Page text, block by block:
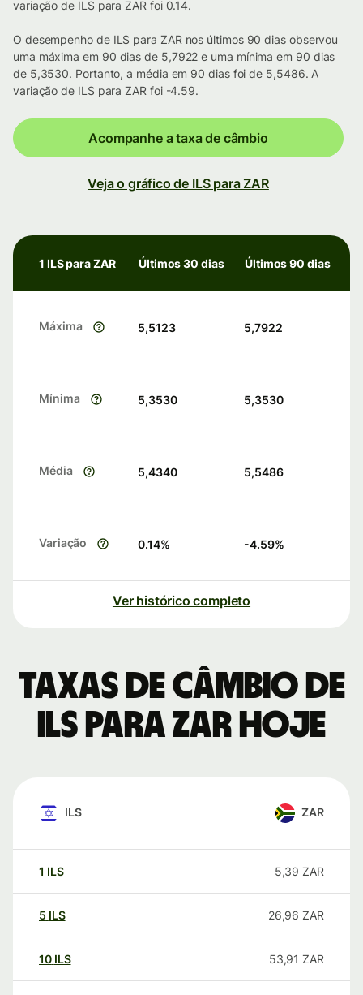
variação de ILS para ZAR foi 0.14.
O desempenho de ILS para ZAR nos últimos 90 dias observou
uma máxima em 90 dias de 5,7922 e uma mínima em 90 dias
de 5,3530. Portanto, a média em 90 dias foi de 5,5486. A
variação de ILS para ZAR foi -4.59.
Acompanhe a taxa de câmbio
Veja o gráfico de ILS para ZAR
1 ILS para ZAR Últimos 30 dias Últimos 90 dias
Máxima 5,5123 5,7922
Mínima 5,3530 5,3530
Média 5,4340 5,5486
Variação 0.14% -4.59%
Ver histórico completo
Taxas de câmbio de
ILS para ZAR hoje
ILS ZAR
1 ILS 5,39 ZAR
5 ILS 26,96 ZAR
10 ILS 53,91 ZAR